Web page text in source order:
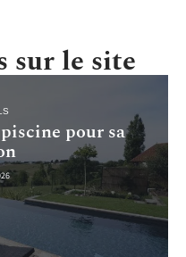
sur le site
pour sa